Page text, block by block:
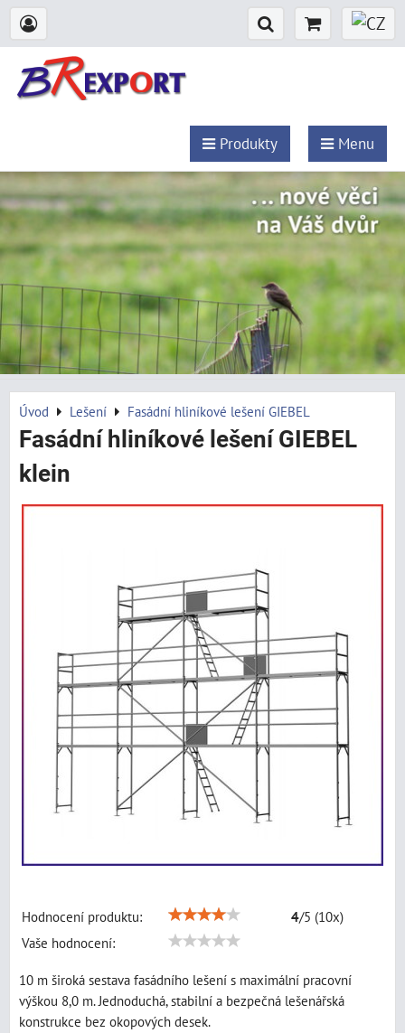
Produkty Menu
Úvod Lešení Fasádní hliníkové lešení GIEBEL
Fasádní hliníkové lešení GIEBEL
klein
Hodnocení produktu: 4/5 (10x)
Vaše hodnocení:
10 m široká sestava fasádního lešení s maximální pracovní
výškou 8,0 m. Jednoduchá, stabilní a bezpečná lešenářská
konstrukce bez okopových desek.